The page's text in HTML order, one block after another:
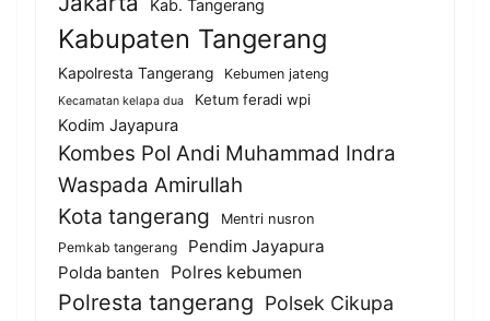
Kab. Tangerang
Kabupaten Tangerang
Kapolresta Tangerang Kebumen jateng
Kecamatan kelapa dua Ketum feradi wpi
Kodim Jayapura
Kombes Pol Andi Muhammad Indra
Waspada Amirullah
Kota tangerang
Mentri nusron
Pemkab tangerang
Pendim Jayapura
Polda banten
Polres kebumen
Polresta tangerang Polsek Cikupa